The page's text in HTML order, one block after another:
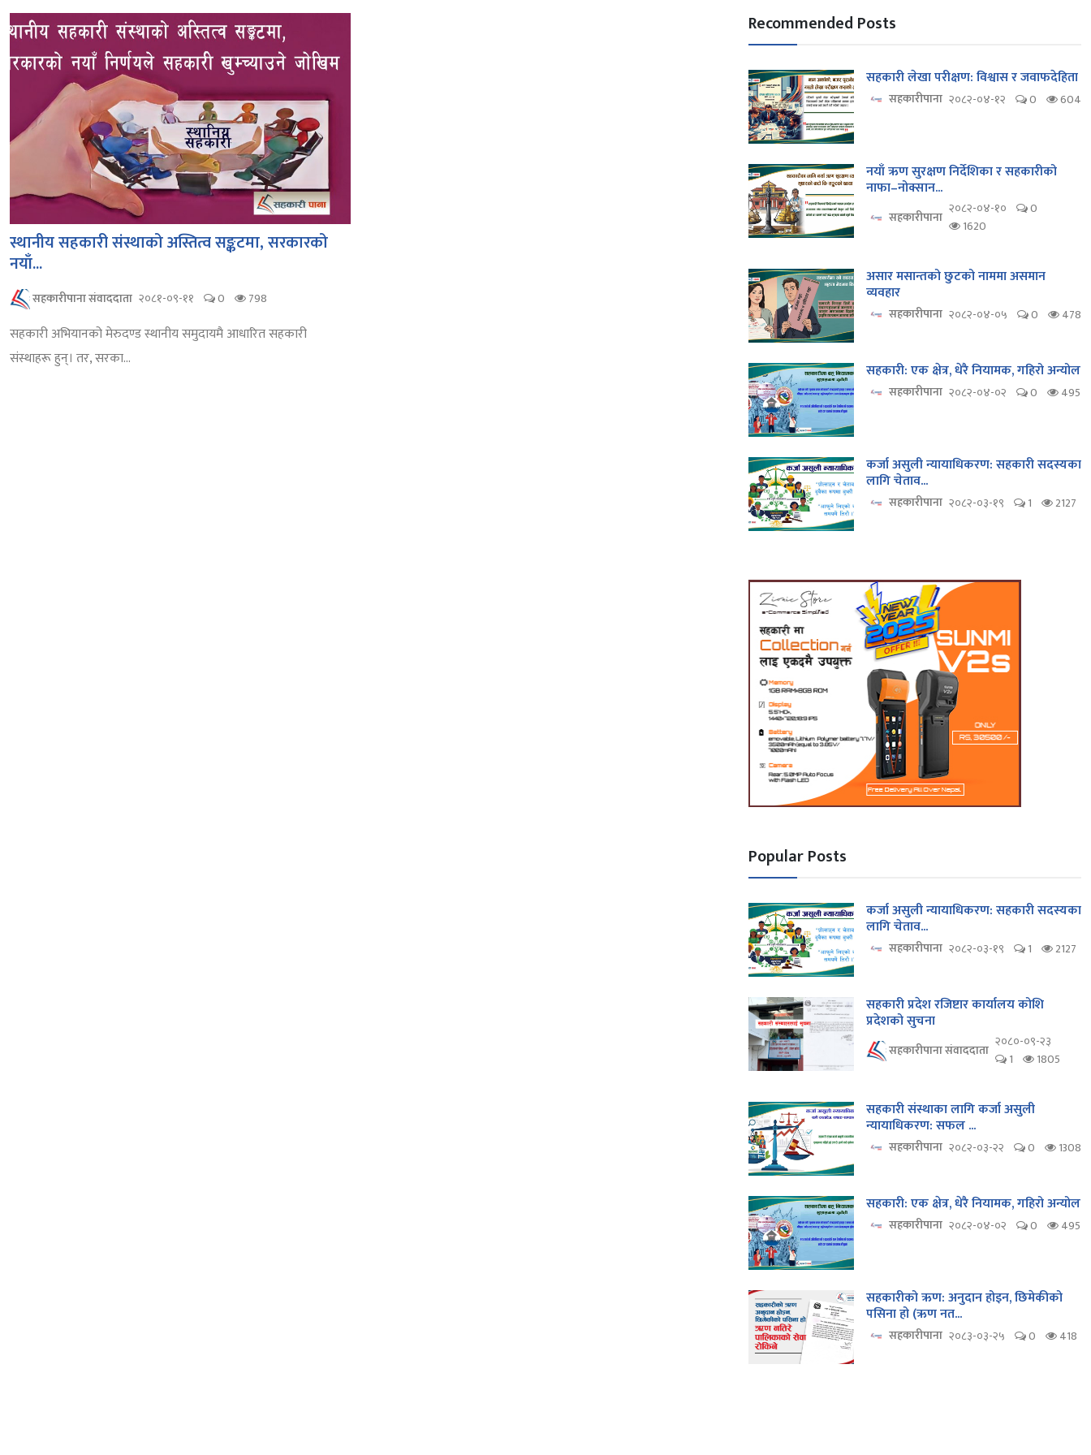
स्थानीय सहकारी संस्थाको अस्तित्व सङ्कटमा, सरकारको
नयाँ...
सहकारीपाना संवाददाता २०८१-०९-११ 0 798
सहकारी अभियानको मेरुदण्ड स्थानीय समुदायमै आधारित सहकारी
संस्थाहरू हुन्। तर, सरका...
Recommended Posts
सहकारी लेखा परीक्षण: विश्वास र जवाफदेहिता
सहकारीपाना २०८२-०४-१२ 0 604
नयाँ ऋण सुरक्षण निर्देशिका र सहकारीको
नाफा–नोक्सान...
सहकारीपाना २०८२-०४-१०
0
1620
असार मसान्तको छुटको नाममा असमान
व्यवहार
सहकारीपाना २०८२-०४-०५ 0 478
सहकारी: एक क्षेत्र, धेरै नियामक, गहिरो अन्योल
सहकारीपाना २०८२-०४-०२ 0 495
कर्जा असुली न्यायाधिकरण: सहकारी सदस्यका
लागि चेताव...
सहकारीपाना २०८२-०३-१९ 1 2127
Popular Posts
कर्जा असुली न्यायाधिकरण: सहकारी सदस्यका
लागि चेताव...
सहकारीपाना २०८२-०३-१९ 1 2127
सहकारी प्रदेश रजिष्टार कार्यालय कोशि
प्रदेशको सुचना
सहकारीपाना संवाददाता २०८०-०९-२३
1
1805
सहकारी संस्थाका लागि कर्जा असुली
न्यायाधिकरण: सफल ...
सहकारीपाना २०८२-०३-२२ 0 1308
सहकारी: एक क्षेत्र, धेरै नियामक, गहिरो अन्योल
सहकारीपाना २०८२-०४-०२ 0 495
सहकारीको ऋण: अनुदान होइन, छिमेकीको
पसिना हो (ऋण नत...
सहकारीपाना २०८३-०३-२५ 0 418